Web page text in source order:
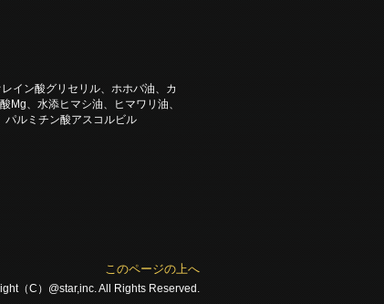
イン酸グリセリル、ホホバ油、カ
Mg、水添ヒマシ油、ヒマワリ油、
パルミチン酸アスコルビル
このページの上へ
（C）@star,inc. All Rights Reserved.